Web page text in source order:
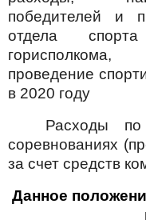
победителей и
отдела
горисполкома,
проведение
в 2020 году
Расходы
соревнованиях
за счет средств
Данное